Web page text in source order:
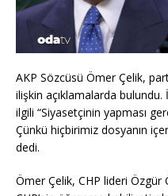
AKP Sözcüsü Ömer Çelik,
ilişkin açıklamalarda
ilgili “Siyasetçinin yapması
Çünkü hiçbirimiz dosyanın
dedi.
Ömer Çelik, CHP lideri Özgür